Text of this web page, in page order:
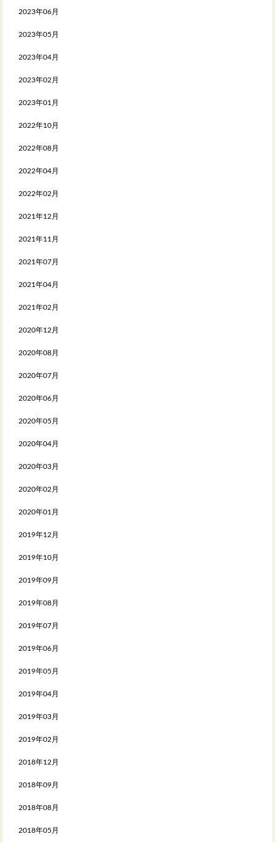
2023年06月
2023年05月
2023年04月
2023年02月
2023年01月
2022年10月
2022年08月
2022年04月
2022年02月
2021年12月
2021年11月
2021年07月
2021年04月
2021年02月
2020年12月
2020年08月
2020年07月
2020年06月
2020年05月
2020年04月
2020年03月
2020年02月
2020年01月
2019年12月
2019年10月
2019年09月
2019年08月
2019年07月
2019年06月
2019年05月
2019年04月
2019年03月
2019年02月
2018年12月
2018年09月
2018年08月
2018年05月